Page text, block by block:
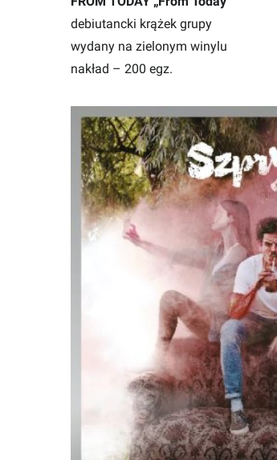
debiutancki krążek grupy
wydany na zielonym winylu
nakład – 200 egz.